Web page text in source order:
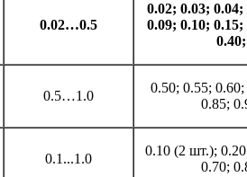
0.02…0.5
0.02; 0.03;
0.09; 0.10;
0.5…1.0
0.50; 0.55;
0.85;
0.1...1.0
0.10 (2 шт.);
0.70;